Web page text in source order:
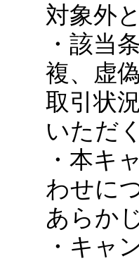
対象外
・該当
複、虚
取引状
いただ
・本キ
わせに
あらか
・キャ